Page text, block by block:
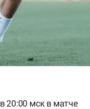
20:00 мск в матче